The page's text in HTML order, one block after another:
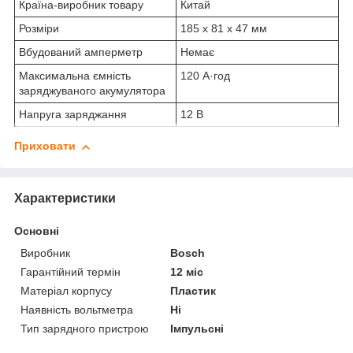
Країна-виробник товару
Китай
Розміри
185 x 81 x 47 мм
Вбудований амперметр
Немає
Максимальна ємність
заряджуваного акумулятора
120 А·год
Напруга заряджання 12 В
Приховати
Характеристики
Основні
Виробник
Bosch
Гарантійний термін
12 міс
Матеріал корпусу
Пластик
Наявність вольтметра
Ні
Тип зарядного пристрою
Імпульсні